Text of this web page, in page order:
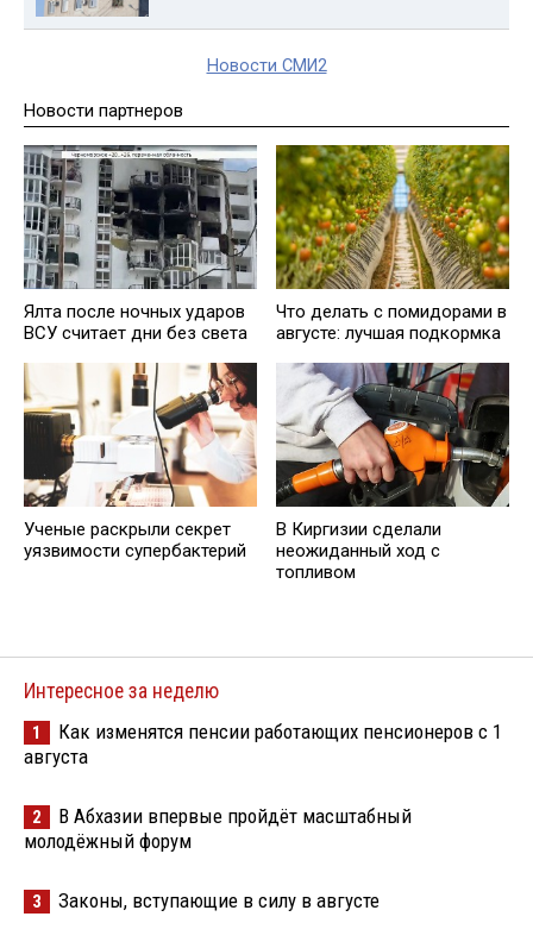
Новости СМИ2
Новости партнеров
Ялта после ночных ударов
ВСУ считает дни без света
Что делать с помидорами в
августе: лучшая подкормка
Ученые раскрыли секрет
уязвимости супербактерий
В Киргизии сделали
неожиданный ход с
топливом
Интересное за неделю
1
Как изменятся пенсии работающих пенсионеров с 1
августа
2
В Абхазии впервые пройдёт масштабный
молодёжный форум
3 Законы, вступающие в силу в августе